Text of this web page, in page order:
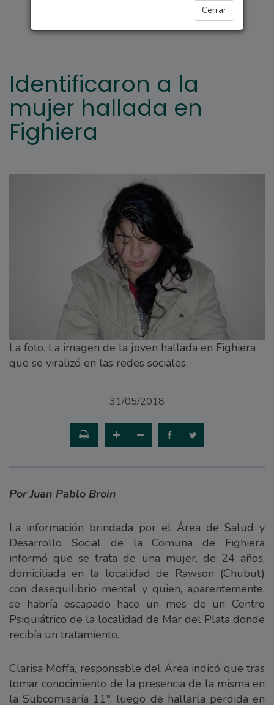
Cerrar
Identificaron a la
mujer hallada en
Fighiera
La foto. La imagen de la joven hallada en Fighiera
que se viralizó en las redes sociales.
31/05/2018
Por Juan Pablo Broin
La información brindada por el Área de Salud y
Desarrollo Social de la Comuna de Fighiera
informó que se trata de una mujer, de 24 años,
domiciliada en la localidad de Rawson (Chubut)
con desequilibrio mental y quien, aparentemente,
se habría escapado hace un mes de un Centro
Psiquiátrico de la localidad de Mar del Plata donde
recibía un tratamiento.
Clarisa Moffa, responsable del Área indicó que tras
tomar conocimiento de la presencia de la misma en
la Subcomisaría 11°, luego de hallarla perdida en